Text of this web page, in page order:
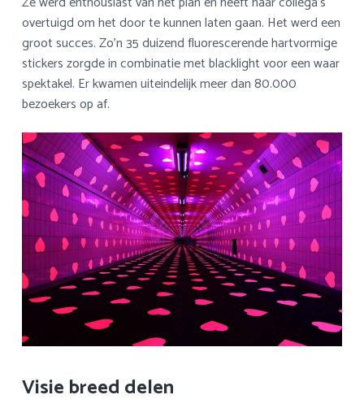
overtuigd om het door te kunnen laten gaan. Het werd een
groot succes. Zo’n 35 duizend fluorescerende hartvormige
stickers zorgde in combinatie met blacklight voor een waar
spektakel. Er kwamen uiteindelijk meer dan 80.000
bezoekers op af.
Visie breed delen